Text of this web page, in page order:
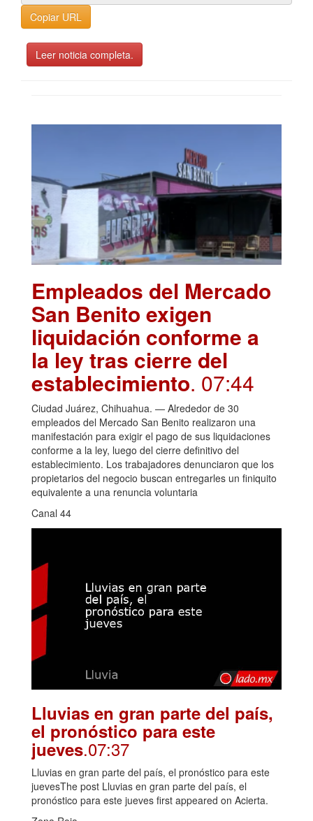
Copiar URL
Leer noticia completa.
Empleados del Mercado
San Benito exigen
liquidación conforme a
la ley tras cierre del
establecimiento. 07:44
Ciudad Juárez, Chihuahua. — Alrededor de 30
empleados del Mercado San Benito realizaron una
manifestación para exigir el pago de sus liquidaciones
conforme a la ley, luego del cierre definitivo del
establecimiento. Los trabajadores denunciaron que los
propietarios del negocio buscan entregarles un finiquito
equivalente a una renuncia voluntaria
Canal 44
Lluvias en gran parte del país,
el pronóstico para este
jueves.07:37
Lluvias en gran parte del país, el pronóstico para este
juevesThe post Lluvias en gran parte del país, el
pronóstico para este jueves first appeared on Acierta.